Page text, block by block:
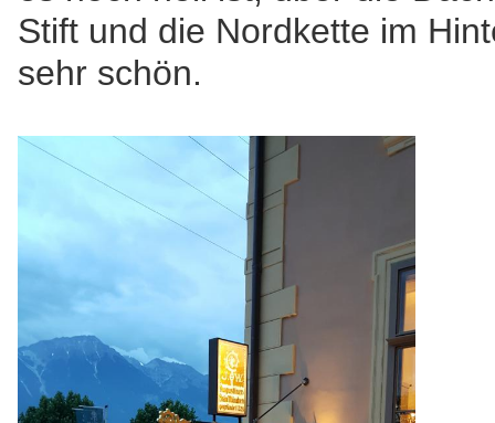
Stift und die Nordkette im
sehr schön.